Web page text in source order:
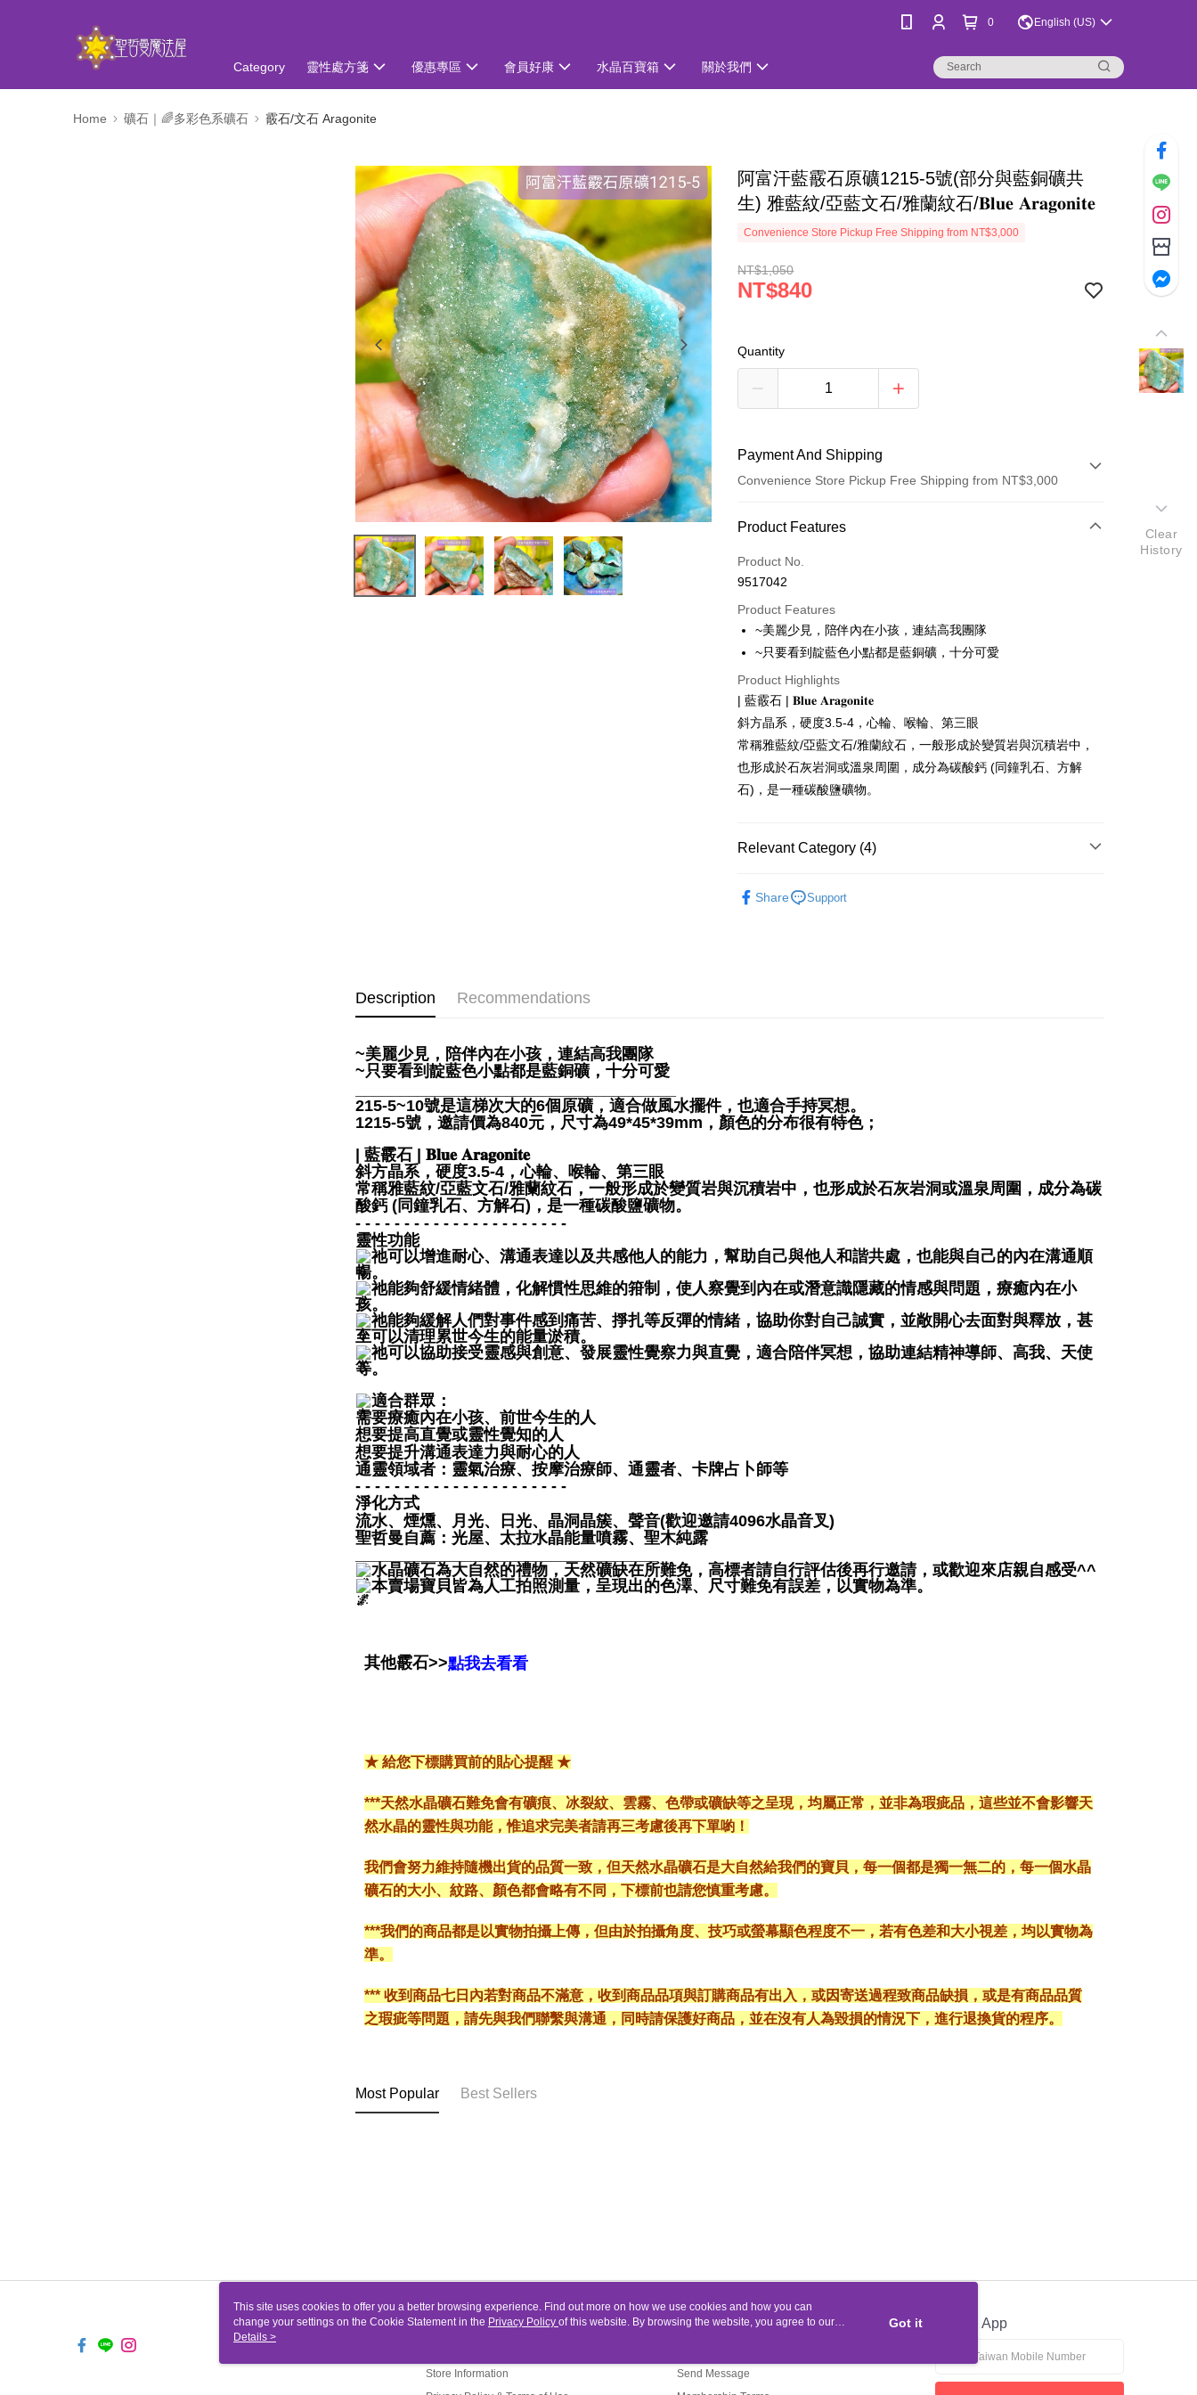
0 English (US)
Category 靈性處方箋 優惠專區 會員好康 水晶百寶箱 關於我們
Home 礦石｜🌈多彩色系礦石 霰石/文石 Aragonite
阿富汗藍霰石原礦1215-5號(部分與藍銅礦共
生) 雅藍紋/亞藍文石/雅蘭紋石/𝐁𝐥𝐮𝐞 𝐀𝐫𝐚𝐠𝐨𝐧𝐢𝐭𝐞
Convenience Store Pickup Free Shipping from NT$3,000
NT$1,050
NT$840
Quantity
Payment And Shipping
Convenience Store Pickup Free Shipping from NT$3,000
Payment Method
Credit Card (Full Payment)
Convenience Store Pickup and Pay
LINE Pay
Apple Pay
JKOPAY
Easy Wallet
ATM Transfer
全家取貨付款
7-11取貨付款
Product Features
Product No.
9517042
Product Features
~美麗少見，陪伴內在小孩，連結高我團隊
~只要看到靛藍色小點都是藍銅礦，十分可愛
Product Highlights
| 藍霰石 | 𝐁𝐥𝐮𝐞 𝐀𝐫𝐚𝐠𝐨𝐧𝐢𝐭𝐞
斜方晶系，硬度3.5-4，心輪、喉輪、第三眼
常稱雅藍紋/亞藍文石/雅蘭紋石，一般形成於變質岩與沉積岩中，
也形成於石灰岩洞或溫泉周圍，成分為碳酸鈣 (同鐘乳石、方解
石)，是一種碳酸鹽礦物。
Relevant Category (4)
Share Support
Description Recommendations
~美麗少見，陪伴內在小孩，連結高我團隊
~只要看到靛藍色小點都是藍銅礦，十分可愛
215-5~10號是這梯次大的6個原礦，適合做風水擺件，也適合手持冥想。
1215-5號，邀請價為840元，尺寸為49*45*39mm，顏色的分布很有特色；
| 藍霰石 | 𝐁𝐥𝐮𝐞 𝐀𝐫𝐚𝐠𝐨𝐧𝐢𝐭𝐞
斜方晶系，硬度3.5-4，心輪、喉輪、第三眼
常稱雅藍紋/亞藍文石/雅蘭紋石，一般形成於變質岩與沉積岩中，也形成於石灰岩洞或溫泉周圍，成分為碳
酸鈣 (同鐘乳石、方解石)，是一種碳酸鹽礦物。
- - - - - - - - - - - - - - - - - - - - - -
靈性功能
祂可以增進耐心、溝通表達以及共感他人的能力，幫助自己與他人和諧共處，也能與自己的內在溝通順
暢。
祂能夠舒緩情緒體，化解慣性思維的箝制，使人察覺到內在或潛意識隱藏的情感與問題，療癒內在小
孩。
祂能夠緩解人們對事件感到痛苦、掙扎等反彈的情緒，協助你對自己誠實，並敞開心去面對與釋放，甚
至可以清理累世今生的能量淤積。
祂可以協助接受靈感與創意、發展靈性覺察力與直覺，適合陪伴冥想，協助連結精神導師、高我、天使
等。
適合群眾：
需要療癒內在小孩、前世今生的人
想要提高直覺或靈性覺知的人
想要提升溝通表達力與耐心的人
通靈領域者：靈氣治療、按摩治療師、通靈者、卡牌占卜師等
- - - - - - - - - - - - - - - - - - - - - -
淨化方式
流水、煙燻、月光、日光、晶洞晶簇、聲音(歡迎邀請4096水晶音叉)
聖哲曼自薦：光屋、太拉水晶能量噴霧、聖木純露
水晶礦石為大自然的禮物，天然礦缺在所難免，高標者請自行評估後再行邀請，或歡迎來店親自感受^^
本賣場寶貝皆為人工拍照測量，呈現出的色澤、尺寸難免有誤差，以實物為準。
其他霰石>>點我去看看
★ 給您下標購買前的貼心提醒 ★
***天然水晶礦石難免會有礦痕、冰裂紋、雲霧、色帶或礦缺等之呈現，均屬正常，並非為瑕疵品，這些並不會影響天
然水晶的靈性與功能，惟追求完美者請再三考慮後再下單喲！
我們會努力維持隨機出貨的品質一致，但天然水晶礦石是大自然給我們的寶貝，每一個都是獨一無二的，每一個水晶
礦石的大小、紋路、顏色都會略有不同，下標前也請您慎重考慮。
***我們的商品都是以實物拍攝上傳，但由於拍攝角度、技巧或螢幕顯色程度不一，若有色差和大小視差，均以實物為
準。
*** 收到商品七日內若對商品不滿意，收到商品品項與訂購商品有出入，或因寄送過程致商品缺損，或是有商品品質
之瑕疵等問題，請先與我們聯繫與溝通，同時請保護好商品，並在沒有人為毀損的情況下，進行退換貨的程序。
Most Popular Best Sellers
About Us
Store Information
Customer Service
Send Message
Official App
Clear
History
This site uses cookies to offer you a better browsing experience. Find out more on how we use cookies and how you can
change your settings on the Cookie Statement in the Privacy Policy of this website. By browsing the website, you agree to our
use of cookies as described in our Cookie Statement.
Details >
Got it